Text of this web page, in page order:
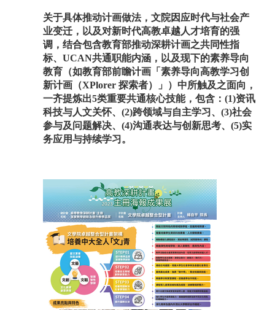
关于具体推动计画做法，文院因应时代与社会产
业变迁，以及对新时代高教卓越人才培育的强
调，结合包含教育部推动深耕计画之共同性指
标、UCAN共通职能内涵，以及现下的素养导向
教育（如教育部前瞻计画「素养导向高教学习创
新计画（XPlorer 探索者）」）中所触及之面向，
一齐提炼出5类重要共通核心技能，包含：(1)资讯
科技与人文关怀、(2)跨领域与自主学习、(3)社会
参与及问题解决、(4)沟通表达与创新思考、(5)实
务应用与持续学习。